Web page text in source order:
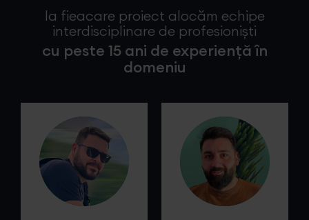
la fieacare proiect alocăm echipe
interdisciplinare de profesioniști
cu peste 15 ani de experiență în
domeniu